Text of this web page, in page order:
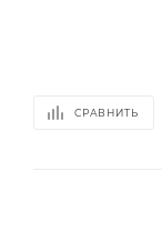
СРАВНИТЬ